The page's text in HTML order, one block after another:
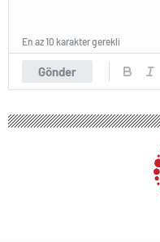
Gönder
En az 10 karakter gerekli